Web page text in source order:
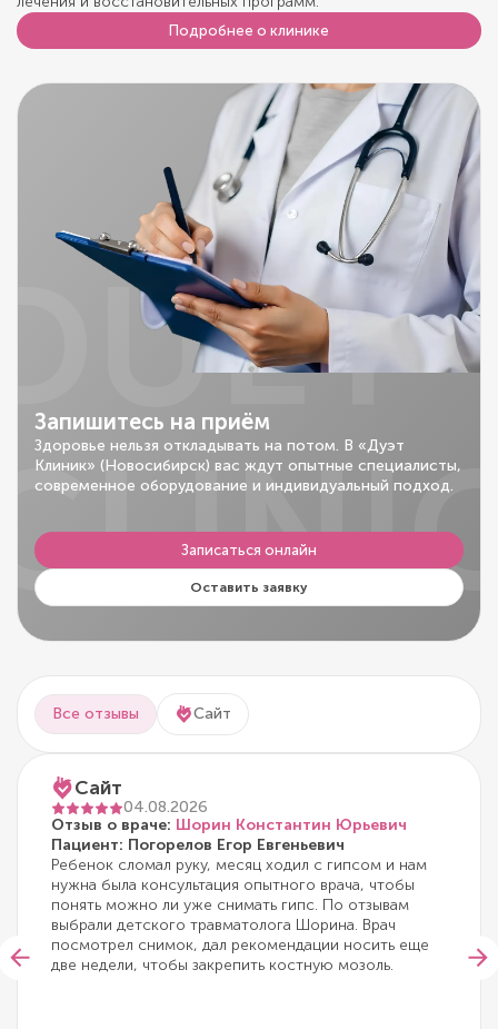
Подробнее о клинике
Запишитесь на приём
Здоровье нельзя откладывать на потом. В «Дуэт
Клиник» (Новосибирск) вас ждут опытные специалисты,
современное оборудование и индивидуальный подход.
Записаться онлайн
Оставить заявку
Все отзывы Сайт
Сайт
04.08.2026
Отзыв о враче: Шорин Константин Юрьевич
Пациент: Погорелов Егор Евгеньевич
Ребенок сломал руку, месяц ходил с гипсом и нам
нужна была консультация опытного врача, чтобы
понять можно ли уже снимать гипс. По отзывам
выбрали детского травматолога Шорина. Врач
посмотрел снимок, дал рекомендации носить еще
две недели, чтобы закрепить костную мозоль.